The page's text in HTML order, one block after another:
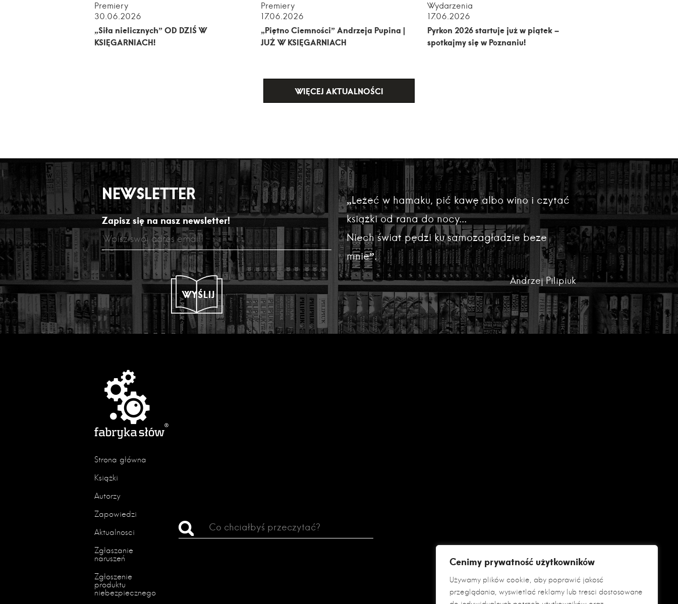
Cenimy prywatność użytkowników
Używamy plików cookie, aby poprawić jakość
przeglądania, wyświetlać reklamy lub treści dostosowane
Premiery
30.06.2026
„Siła nielicznych” OD DZIŚ W
KSIĘGARNIACH!
Premiery
17.06.2026
„Piętno Ciemności” Andrzeja Pupina |
JUŻ W KSIĘGARNIACH
Wydarzenia
17.06.2026
Pyrkon 2026 startuje już w piątek –
spotkajmy się w Poznaniu!
WIĘCEJ AKTUALNOŚCI
NEWSLETTER
Zapisz się na nasz newsletter!
WYŚLIJ
„Leżeć w hamaku, pić kawę albo wino i czytać
książki od rana do nocy...
Niech świat pędzi ku samozagładzie beze
mnie”.
Andrzej Pilipiuk
Strona główna
Książki
Autorzy
Zapowiedzi
Aktualności
Zgłaszanie
naruszeń
Zgłoszenie
produktu
niebezpiecznego